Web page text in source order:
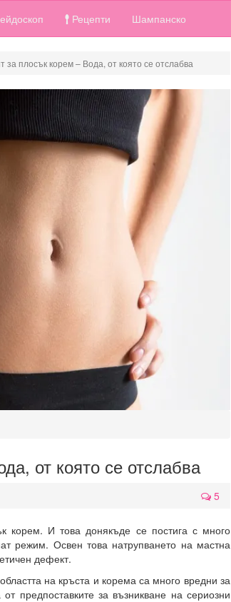
Рецепти Шампанско
за плосък корем – Вода, от която се отслабва
от която се отслабва
5
корем. И това донякъде се постига с много
режим. Освен това натрупването на мастна
дефект.
на кръста и корема са много вредни за
предпоставките за възникване на сериозни